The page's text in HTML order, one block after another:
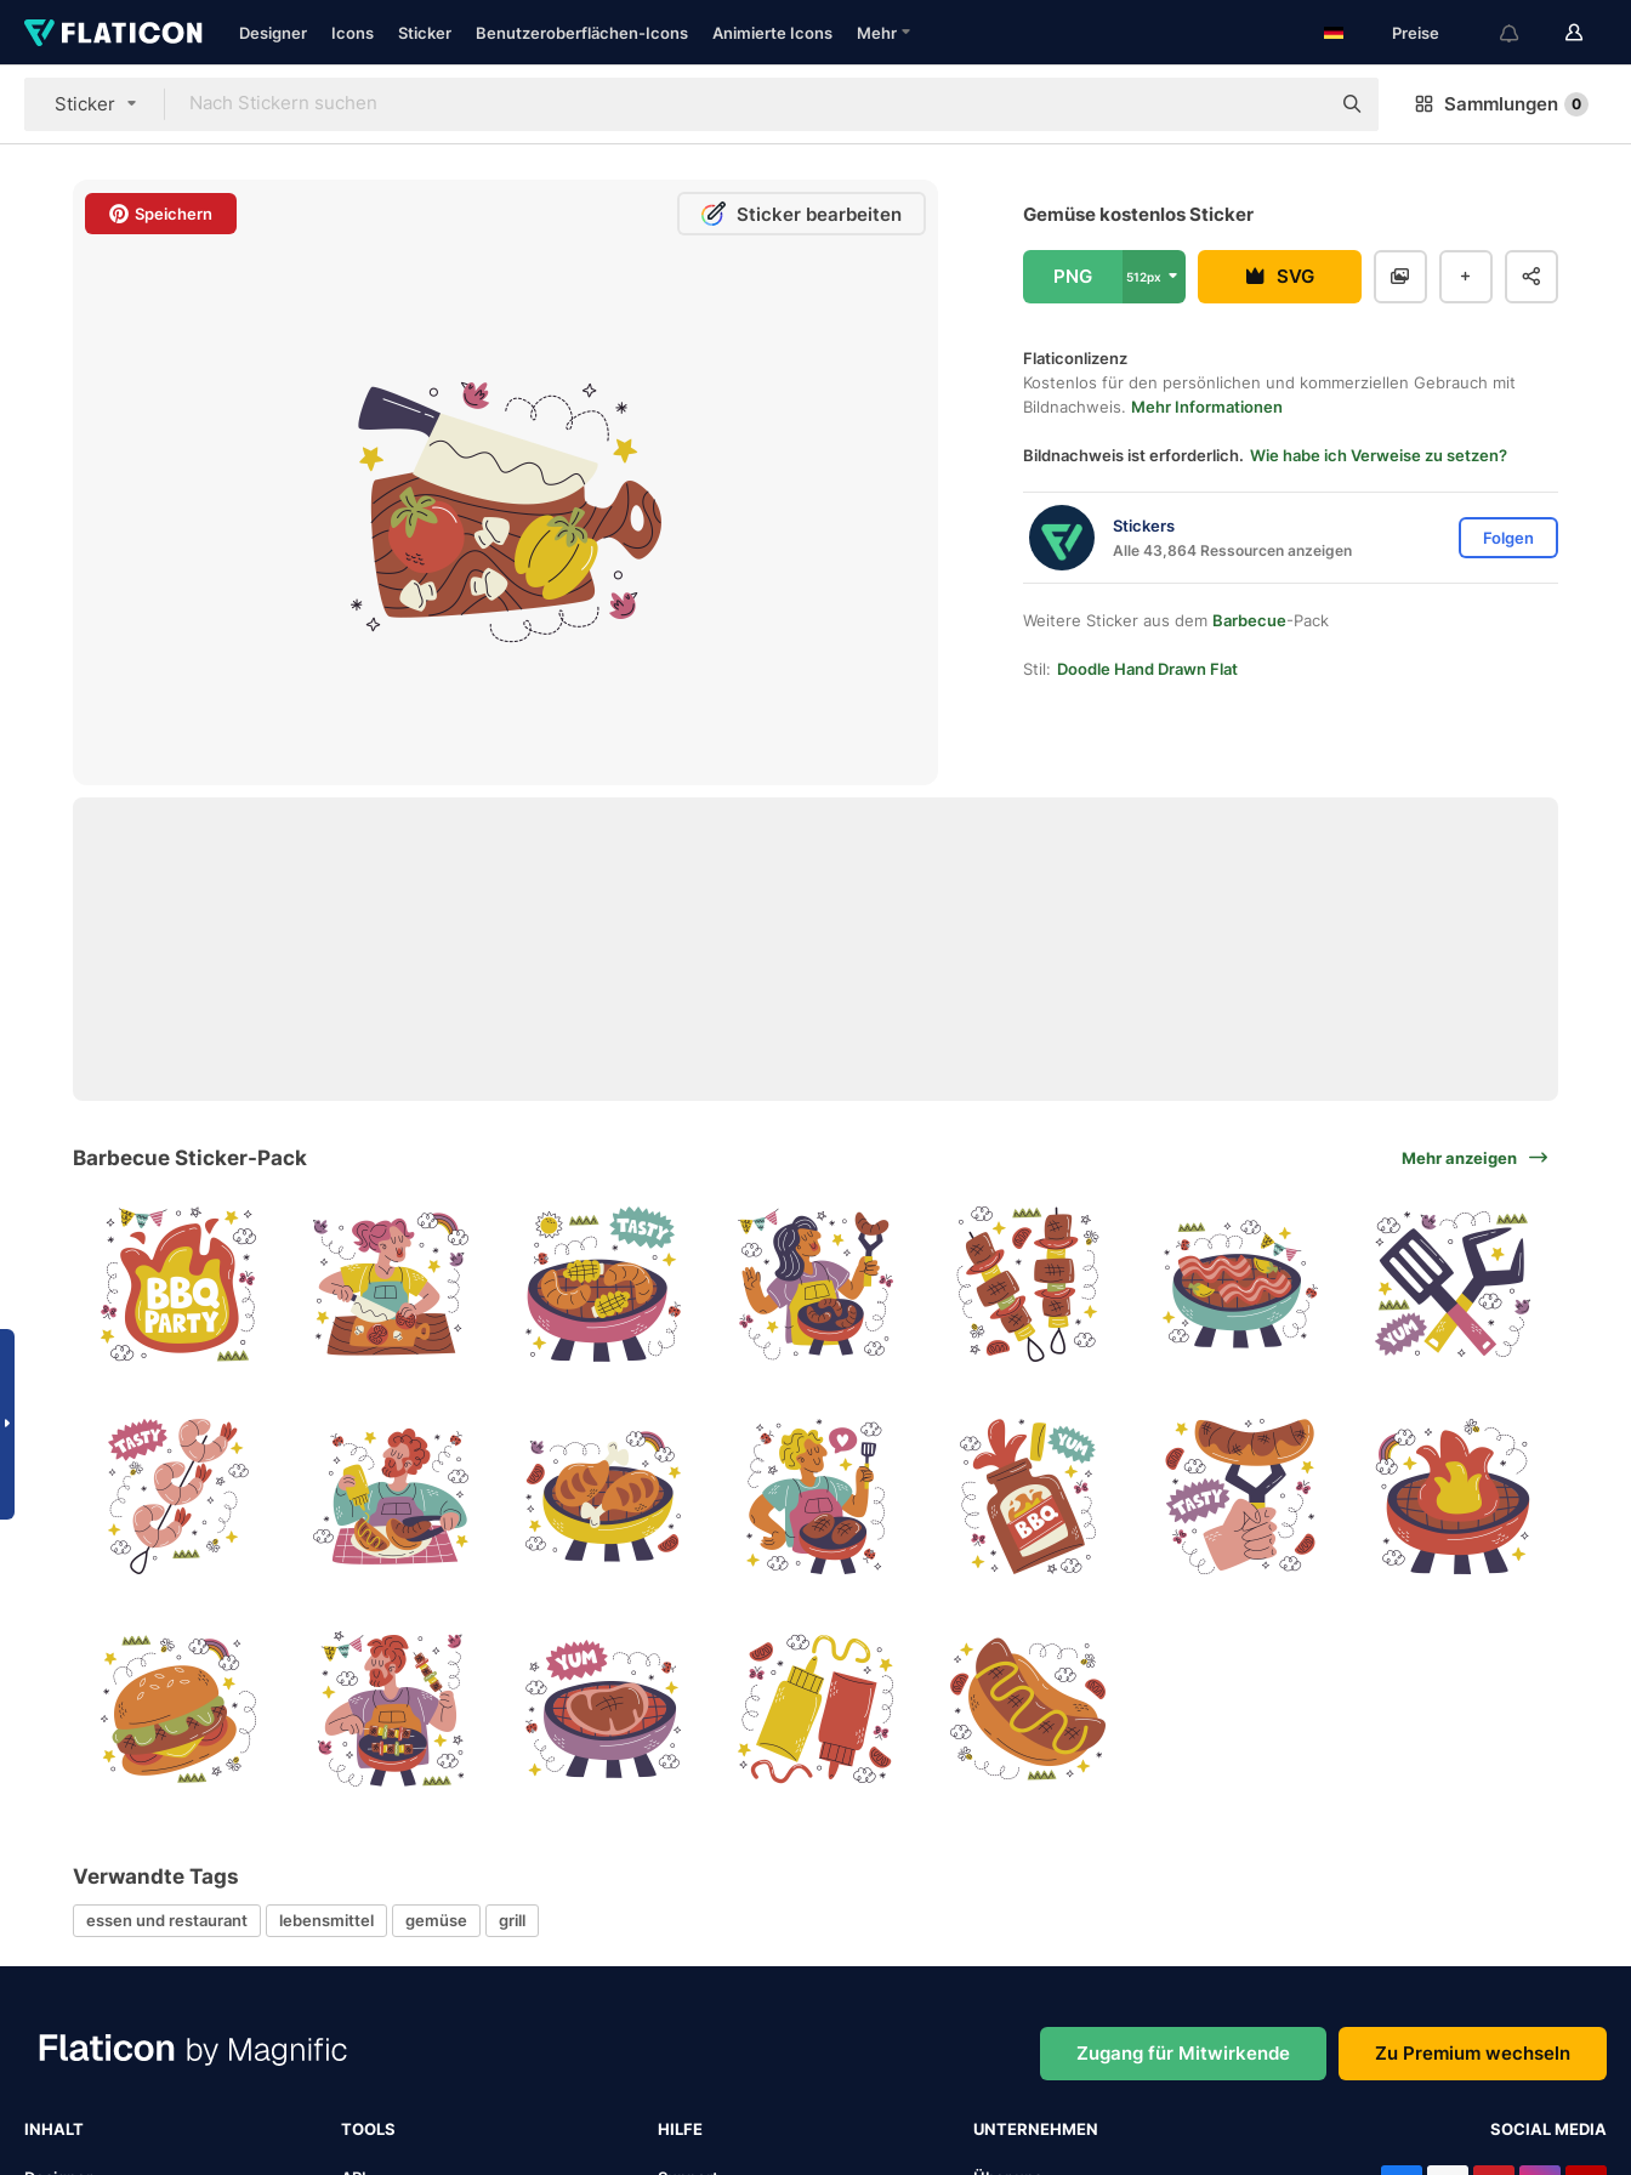
Designer Icons Sticker Benutzeroberflächen-Icons Animierte Icons Mehr Preise
Sticker Sammlungen 0
Speichern Sticker bearbeiten Gemüse kostenlos Sticker
PNG 512px SVG
Flaticonlizenz
Kostenlos für den persönlichen und kommerziellen Gebrauch mit
Bildnachweis. Mehr Informationen
Bildnachweis ist erforderlich. Wie habe ich Verweise zu setzen?
Stickers
Alle 43,864 Ressourcen anzeigen
Folgen
Weitere Sticker aus dem Barbecue-Pack
Stil: Doodle Hand Drawn Flat
Barbecue Sticker-Pack Mehr anzeigen
Verwandte Tags
essen und restaurant lebensmittel gemüse grill
Zugang für Mitwirkende Zu Premium wechseln
INHALT TOOLS HILFE UNTERNEHMEN SOCIAL MEDIA